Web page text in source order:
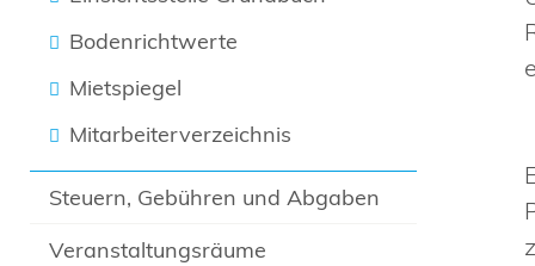
Bodenrichtwerte
Mietspiegel
Mitarbeiterverzeichnis
Steuern, Gebühren und Abgaben
Veranstaltungsräume